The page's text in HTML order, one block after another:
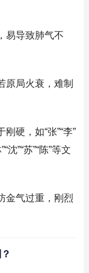
易导致肺气不
原局火衰，难制
硬，如“张”“李”
沈”“苏”“陈”等文
金气过重，刚烈